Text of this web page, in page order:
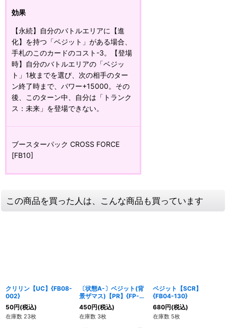
効果
【永続】自分のバトルエリアに【進
化】を持つ「ベジット」がある場合、
手札のこのカードのコスト-3。【登場
時】自分のバトルエリアの「ベジッ
ト」1枚までを選び、次の相手のター
ン終了時まで、パワー+15000。その
後、このターン中、自分は「トランク
ス：未来」を登場できない。
ブースターパック CROSS FORCE
[FB10]
この商品を買った人は、こんな商品も買っています
クリリン【UC】{FB08-
002}
50円(税込)
在庫数 23枚
〔状態A-〕ベジット(背
景ザマス)【PR】{FP-
091}
450円(税込)
在庫数 3枚
ベジット【SCR】
{FB04-130}
680円(税込)
在庫数 5枚